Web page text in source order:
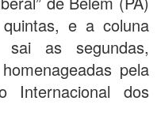
e a coluna
sai as segundas,
pela
Internacional dos